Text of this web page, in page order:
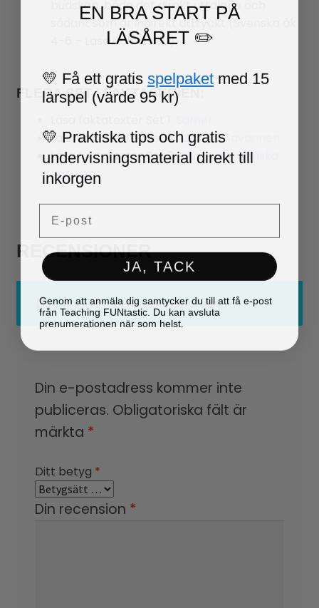
budskap, både det direkt uttalade och
sådant som är indirekt uttryckt (Svenska åk
4-6 – Läsa och skriva).
FLERA SET I FAKTASERIEN:
Läsa faktatexter Set 2 :Djur på Savannen
Läsa faktatexter Set 3:Djur i den svenska
naturen
RECENSIONER
Det finns inga recensioner än.
Din e-postadress kommer inte
publiceras. Obligatoriska fält är
märkta *
Ditt betyg *
Din recension *
EN BRA START PÅ
LÄSÅRET ✏️
💛 Få ett gratis spelpaket med 15
lärspel (värde 95 kr)
💛 Praktiska tips och gratis
undervisningsmaterial direkt till
inkorgen
Email
JA, TACK
Genom att anmäla dig samtycker du till att få e-post
från Teaching FUNtastic. Du kan avsluta
prenumerationen när som helst.